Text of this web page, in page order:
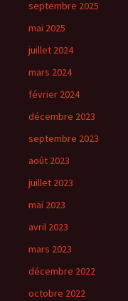
septembre 2025
mai 2025
juillet 2024
mars 2024
février 2024
décembre 2023
septembre 2023
août 2023
juillet 2023
mai 2023
avril 2023
mars 2023
décembre 2022
octobre 2022